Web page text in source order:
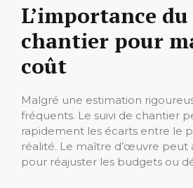
L’importance
chantier pour
coût
Malgré une estimation
fréquents. Le suivi de chantier
rapidement les écarts entre le
réalité. Le maître d’œuvre peut
pour réajuster les budgets ou